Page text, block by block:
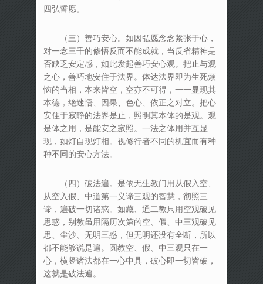
四弘誓愿。
（三）善巧安心。如因弘愿念念紧张于心，
对一念三千的修悟反而不能成就，当反省精神是
否缺乏安定感，如此发起善巧安心观。把止与观
之心，善巧地安住于法界。体达法界即为生死烦
恼的当相，本来皆空，空亦不可得，一一显现其
本德，绝迷悟、因果、色心、依正之对立。把心
安住于寂静的法界是止，照明其本体的是观。观
是体之用，是能安之寂照。一法之体用并互显
现，如灯自现灯相。视修行者不同的机宜而有种
种不同的安心方法。
（四）破法遍。是依无生教门用从假入空、
从空入假、中道第一义谛三观的智慧，彻照三
谛，遍破一切诸惑。如藏、通二教只用空观破见
思惑，别教虽用隔历次第的空、假、中三观破见
思、尘沙、无明三惑，但无明还没有全断，所以
都不能够说是遍。圆教空、假、中三观只在一
心，横竖诸法都在一心中具，破心即一切皆破，
这就是破法遍。